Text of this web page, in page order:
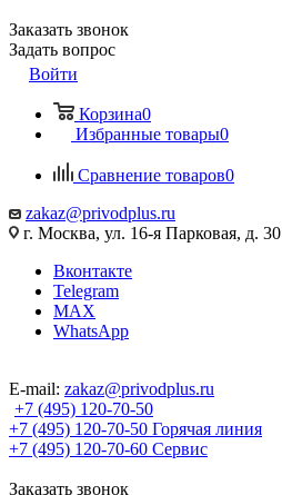
Заказать звонок
Задать вопрос
Войти
Корзина0
Избранные товары0
Сравнение товаров0
zakaz@privodplus.ru
г. Москва, ул. 16-я Парковая, д. 30
Вконтакте
Telegram
MAX
WhatsApp
E-mail: zakaz@privodplus.ru
+7 (495) 120-70-50
+7 (495) 120-70-50 Горячая линия
+7 (495) 120-70-60 Сервис
Заказать звонок